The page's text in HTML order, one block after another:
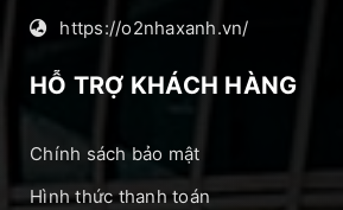
https://o2nhaxanh.vn/
HỖ TRỢ KHÁCH HÀNG
Chính sách bảo mật
Hình thức thanh toán